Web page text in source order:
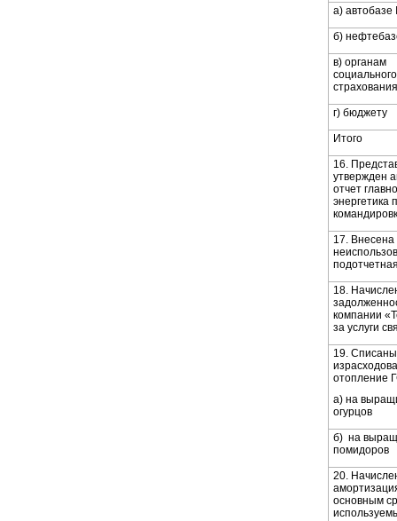
а)
б)
в) органам
социального
страхования
г) бюджету
Итого
16.
утвержден
отчет
энергетика
17. Внесена
18.
компании
за услуги
19. Списаны
отопление
а) на
огурцов
б) на
помидоров
20.
основным